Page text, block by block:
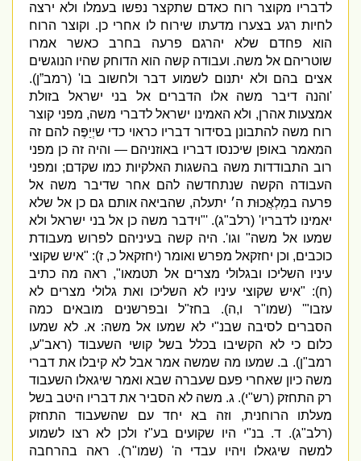
לדבריו מקוצר רוח כאדם שתקצר נפשו בעמלו ולא ירצה
לחיות רגע בצערו מדעתו שירוח לו אחרי כן .וקוצר הרוח
הוא פחדם שלא יהרגם פרעה בחרב כאשר אמרו
שוטריהם אל משה.ועבודה קשה הוא הדוחק שהיו הנוגשים
אצים בהם ולא יתנום לשמוע דבר ולחשוב בו ' (רמב”ן).
והנה דיבר משה אלו הדברים אל בני ישראל בזולת
אמצעות אהרן,ולא האמינו ישראל לדברי משה,מפני קוצר
רוח משה להתבונן בסידור דבריו כראוי כדי שיְיַפֶּה להם זה
המאמר באופן שיכנסו דבריו באוזניהם — והיה זה כן מפני
רוב התבודדות משה בהשגות האלקיות כמו שקדם;ומפני
העבודה הקשה שנתחדשה להם אחר שדיבר משה אל
פרעה במַלְאֲכוּת ה׳ יתעלה,שהביאה אותם גם כן אל שלא
יאמינו לדבריו' (רלב"ג). '
"וידבר משה כן אל בני ישראל ולא
שמעו אל משה"וגו '. היה קשה בעיניהם לפרוש מעבודת
כוכבים,וכן יחזקאל מפרש ואומר(יחזקאל כ,ז): "איש שקוצי
עיניו השליכו ובגלולי מצרים אל תטמאו",ראה מה כתיב
ח): " איש שקוצי עיניו לא השליכו ואת גלולי מצרים לא
עזבו"' ( שמו"ר ו ה).בחז"ל ובפרשנים מובאים כמה
הסברים לסיבה שבנ"י לא שמעו אל משה:א .לא שמעו
כלום כי לא הקשיבו בכלל בשל קושי השעבוד(ראב"ע,
רמב"ן).ב .שמעו מה שמשה אמר אבל לא קיבלו את דברי
משה כיון שאחרי פעם שעברה שבא ואמר שיגאלו השעבוד
רק התחזק(רש"י).ג. משה לא הסביר את דבריו היטב בשל
מעלתו הרוחנית,וזה בא יחד עם שהשעבוד התחזק
רלב"ג).ד .בנ"י היו שקועים בע"ז ולכן לא רצו לשמוע
למשה שיגאלו ויהיו עבדי ה
' ( שמו"ר).ראה בהרחבה